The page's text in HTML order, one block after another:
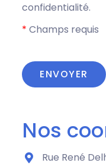
confidentialité.
* Champs requis
Nos
Rue René